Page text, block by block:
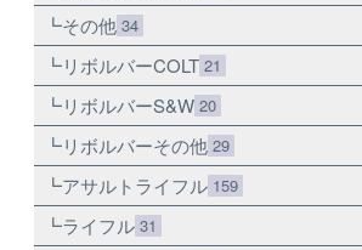
その他 34
リボルバーCOLT 21
リボルバーS&W 20
リボルバーその他 29
アサルトライフル 159
ライフル 31